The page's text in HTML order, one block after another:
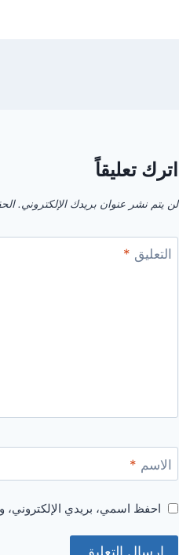
اترك تعليقاً
لن يتم نشر عنوان بريدك الإلكتروني.
التعليق *
الاسم *
احفظ اسمي، بريدي الإلكتروني،